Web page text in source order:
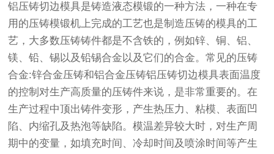
铝压铸切边模具是铸造液态模锻的一种方法，一种在专
用的压铸模锻机上完成的工艺也是制造压铸的模具的工
艺，大多数压铸铸件都是不含铁的，例如锌、铜、铝、
镁、铅、锡以及铅锡合金以及它们的合金。常见的压铸
合金:锌合金压铸和铝合金压铸铝压铸切边模具表面温度
的控制对生产高质量的压铸件来说，是非常重要的。在
生产过程中顶出铸件变形，产生热压力、粘模、表面凹
陷、内缩孔及热泡等缺陷。模温差异较大时，对生产周
期中的变量，如填充时间、冷却时间及喷涂时间等产生